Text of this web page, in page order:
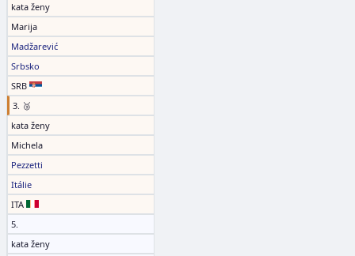
kata ženy
Marija
Madžarević
Srbsko
SRB
3. 🥉
kata ženy
Michela
Pezzetti
Itálie
ITA
5.
kata ženy